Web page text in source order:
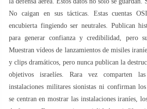
No caigan en sus tácticas. Estas cuentas
encubierta fingiendo ser neutrales. Publican
para generar confianza y credibilidad, pero
Muestran vídeos de lanzamientos de misiles
y clips dramáticos, pero nunca publican la
objetivos israelíes. Rara vez comparten
instalaciones militares sionistas ni confirman
se centran en mostrar las instalaciones iraníes,